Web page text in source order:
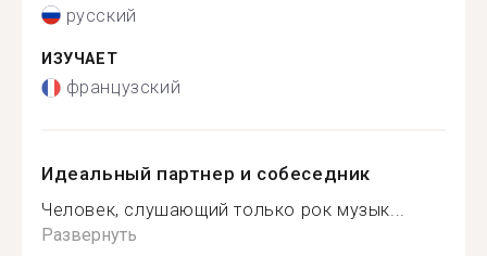
русский
ИЗУЧАЕТ
французский
Идеальный партнер и собеседник
Человек, слушающий только рок музык...
Развернуть